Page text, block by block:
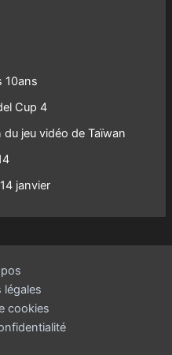
10ans
Cup 4
jeu vidéo de Taïwan
janvier
légales
cookies